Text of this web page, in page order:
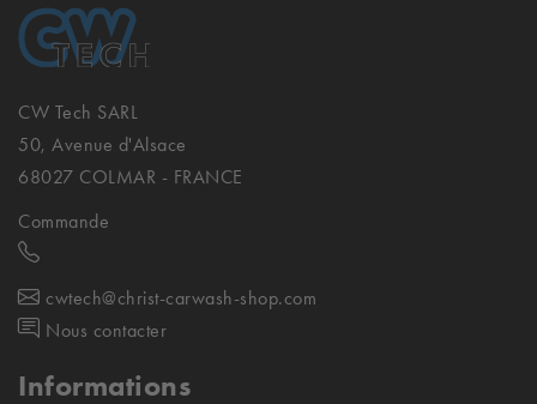
CW Tech SARL
50, Avenue d'Alsace
68027 COLMAR - FRANCE
Commande
cwtech@christ-carwash-shop.com
Nous contacter
Informations